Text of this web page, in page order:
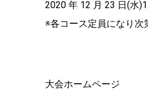
2020 年 12 月 23 日(水
※各コース定員になり次
大会ホームページ